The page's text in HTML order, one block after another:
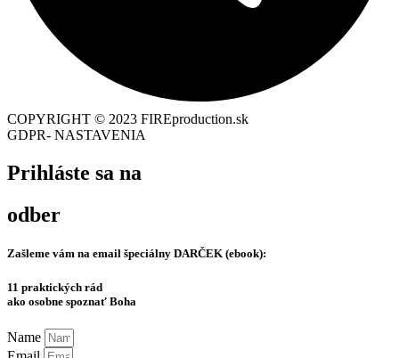
COPYRIGHT © 2023 FIREproduction.sk
GDPR- NASTAVENIA
Prihláste sa na
odber
Zašleme vám na email špeciálny DARČEK (ebook):
11 praktických rád
ako osobne spoznať Boha
Name